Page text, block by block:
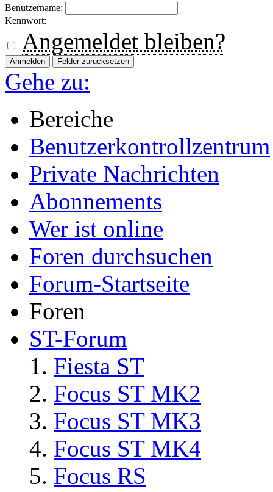
Benutzername:
Kennwort:
Angemeldet bleiben?
Gehe zu:
Bereiche
Benutzerkontrollzentrum
Private Nachrichten
Abonnements
Wer ist online
Foren durchsuchen
Forum-Startseite
Foren
ST-Forum
Fiesta ST
Focus ST MK2
Focus ST MK3
Focus ST MK4
Focus RS